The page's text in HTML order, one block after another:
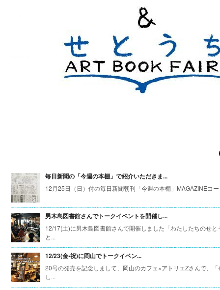
毎日新聞の「今週の本棚」で紹介いただきま...
12月25日（日）付の毎日新聞朝刊「今週の本棚」MAGAZINEコ
男木島図書館さんでトークイベントを開催し...
12/17(土)に男木島図書館さんで開催しました「わたしたちのせ
と...
12/23(金•祝)に岡山でトークイベン...
20号の発売を記念しまして、岡山のカフェ×アトリエZさんで、
し...